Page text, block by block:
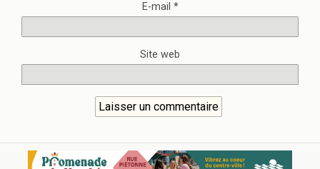
E-mail *
Site web